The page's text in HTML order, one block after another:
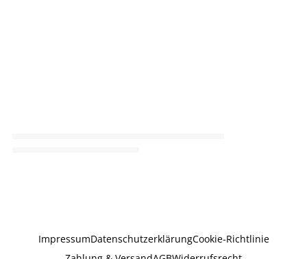
ImpressumDatenschutzerklärungCookie-Richtlinie